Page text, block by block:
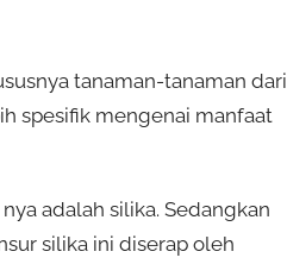
tanaman-tanaman dari
spesifik mengenai manfaat
adalah silika. Sedangkan
silika ini diserap oleh